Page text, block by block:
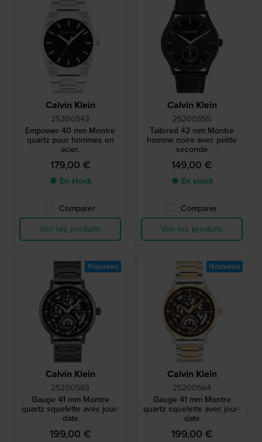
Calvin Klein
25200543
Empower 40 mm Montre
quartz pour hommes en
acier.
179,00 €
● En stock
Comparer
Voir les produits
Calvin Klein
25200555
Tailored 42 mm Montre
homme noire avec petite
seconde
149,00 €
● En stock
Comparer
Voir les produits
Calvin Klein
25200563
Gauge 41 mm Montre
quartz squelette avec jour-
date
199,00 €
Nouveau
Calvin Klein
25200564
Gauge 41 mm Montre
quartz squelette avec jour-
date
199,00 €
Nouveau